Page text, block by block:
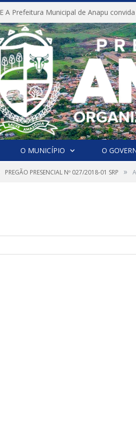
O MUNICÍPIO O
PREGÃO PRESENCIAL Nº 027/2018-01 SRP »